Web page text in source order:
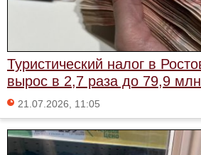
Туристический налог в
вырос в 2,7 раза до 79,9
21.07.2026, 11:05